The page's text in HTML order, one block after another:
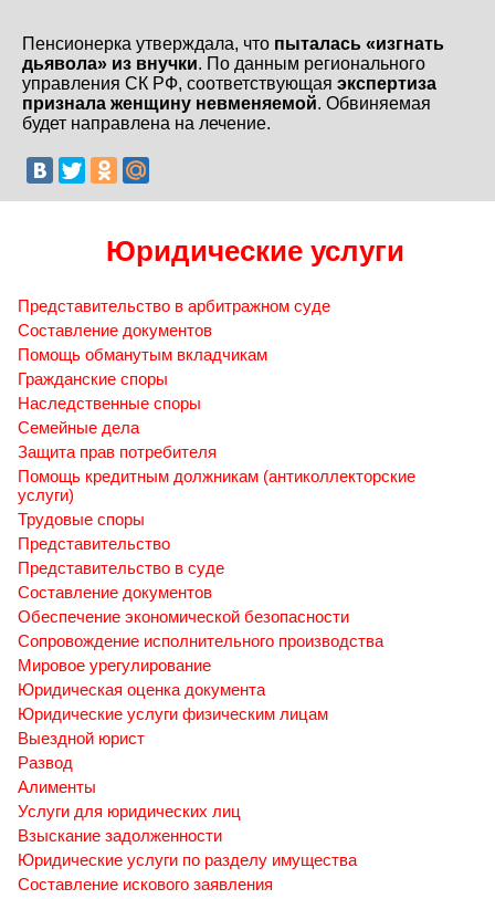
Пенсионерка утверждала, что пыталась «изгнать
дьявола» из внучки. По данным регионального
управления СК РФ, соответствующая экспертиза
признала женщину невменяемой. Обвиняемая
будет направлена на лечение.
Юридические услуги
Представительство в арбитражном суде
Составление документов
Помощь обманутым вкладчикам
Гражданские споры
Наследственные споры
Семейные дела
Защита прав потребителя
Помощь кредитным должникам (антиколлекторские
услуги)
Трудовые споры
Представительство
Представительство в суде
Составление документов
Обеспечение экономической безопасности
Сопровождение исполнительного производства
Мировое урегулирование
Юридическая оценка документа
Юридические услуги физическим лицам
Выездной юрист
Развод
Алименты
Услуги для юридических лиц
Взыскание задолженности
Юридические услуги по разделу имущества
Составление искового заявления